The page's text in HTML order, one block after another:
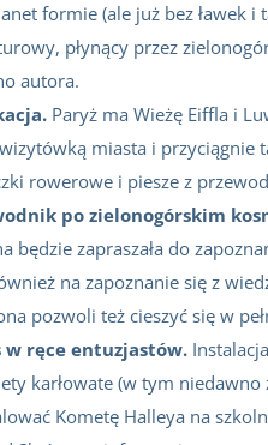
formie (ale już bez ławek
płynący przez
autora.
Paryż ma Wieżę Eiffla i
miasta i przyciągnie
rowerowe i piesze z
po zielonogórskim
będzie zapraszała do
na zapoznanie się z
pozwoli też cieszyć się w
ręce entuzjastów.
karłowate (w tym
Kometę Halleya na